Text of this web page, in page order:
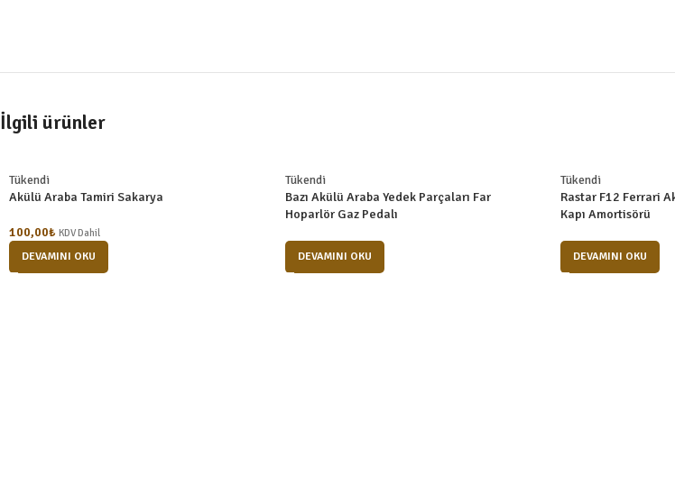
İlgili ürünler
Tükendi
Akülü Araba Tamiri Sakarya
100,00₺ KDV Dahil
DEVAMINI OKU
Tükendi
Bazı Akülü Araba Yedek Parçaları Far
Hoparlör Gaz Pedalı
DEVAMINI OKU
Tükendi
Rastar F12 Ferrari
Kapı Amortisörü
DEVAMINI OKU